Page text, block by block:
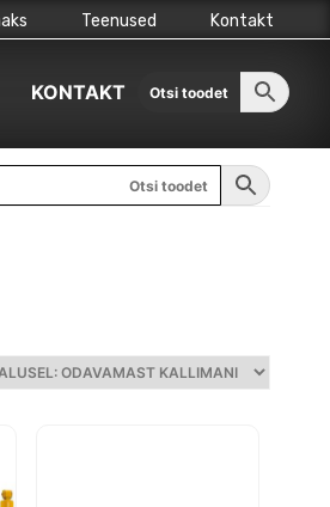
Teenused Kontakt
KONTAKT